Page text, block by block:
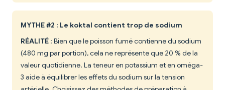
MYTHE #2 : Le koktal contient trop de sodium
RÉALITÉ : Bien que le poisson fumé contienne du sodium
(480 mg par portion), cela ne représente que 20 % de la
valeur quotidienne. La teneur en potassium et en oméga-
3 aide à équilibrer les effets du sodium sur la tension